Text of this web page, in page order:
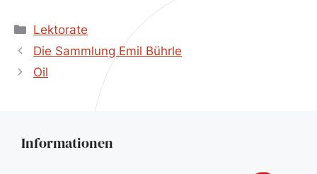
Kategorien
Lektorate
Die Sammlung Emil Bührle
Oil
Informationen